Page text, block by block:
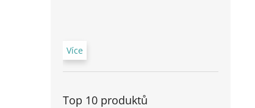
Více
Top 10 produktů